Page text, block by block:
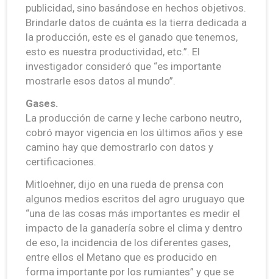
publicidad, sino basándose en hechos objetivos.
Brindarle datos de cuánta es la tierra dedicada a
la producción, este es el ganado que tenemos,
esto es nuestra productividad, etc.”. El
investigador consideró que “es importante
mostrarle esos datos al mundo”.
Gases.
La producción de carne y leche carbono neutro,
cobró mayor vigencia en los últimos años y ese
camino hay que demostrarlo con datos y
certificaciones.
Mitloehner, dijo en una rueda de prensa con
algunos medios escritos del agro uruguayo que
“una de las cosas más importantes es medir el
impacto de la ganadería sobre el clima y dentro
de eso, la incidencia de los diferentes gases,
entre ellos el Metano que es producido en
forma importante por los rumiantes” y que se